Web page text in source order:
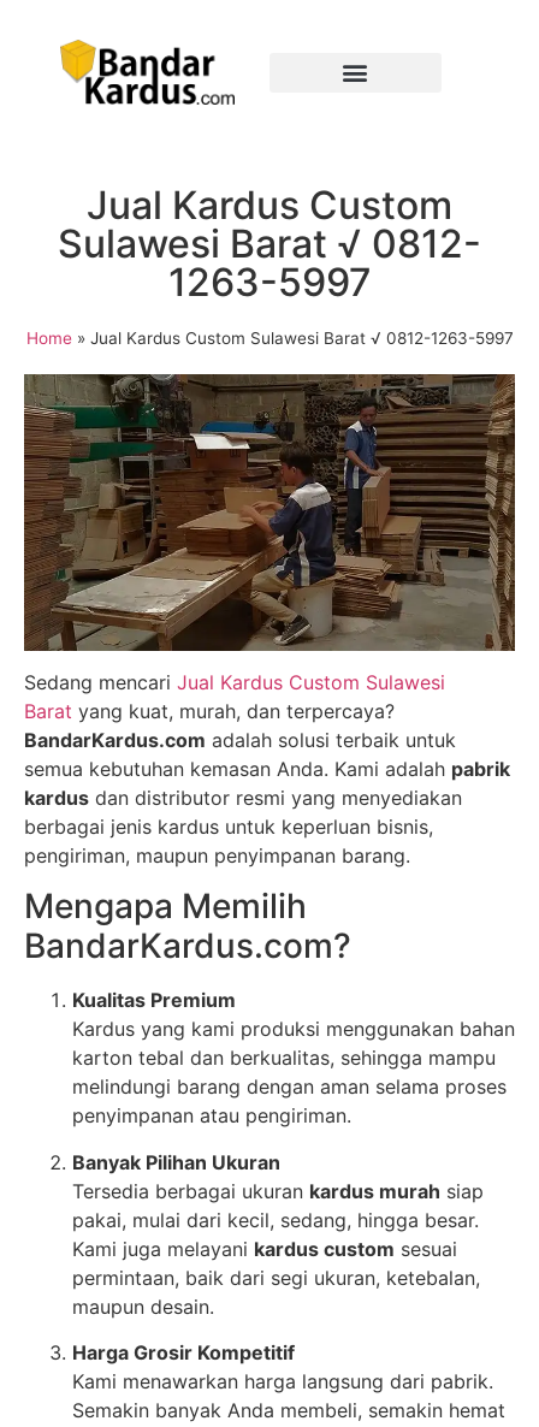
Jual Kardus Custom
Sulawesi Barat √ 0812-
1263-5997
Home» Jual Kardus Custom Sulawesi Barat √ 0812-1263-5997
Sedang mencari Jual Kardus Custom Sulawesi
Barat yang kuat, murah, dan terpercaya?
BandarKardus.com adalah solusi terbaik untuk
semua kebutuhan kemasan Anda. Kami adalah pabrik
kardus dan distributor resmi yang menyediakan
berbagai jenis kardus untuk keperluan bisnis,
pengiriman, maupun penyimpanan barang.
Mengapa Memilih
BandarKardus.com?
Kualitas Premium
Kardus yang kami produksi menggunakan bahan
karton tebal dan berkualitas, sehingga mampu
melindungi barang dengan aman selama proses
penyimpanan atau pengiriman.
Banyak Pilihan Ukuran
Tersedia berbagai ukuran kardus murah siap
pakai, mulai dari kecil, sedang, hingga besar.
Kami juga melayani kardus custom sesuai
permintaan, baik dari segi ukuran, ketebalan,
maupun desain.
Harga Grosir Kompetitif
Kami menawarkan harga langsung dari pabrik.
Semakin banyak Anda membeli, semakin hemat